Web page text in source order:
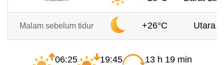
Malam sebelum tidur +26°C Utara,
06:25 19:45 13 h 19 min